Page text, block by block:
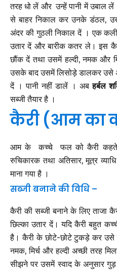
तरह धो लें और उन्हें पानी में उबाल
से बाहर निकाल कर उनके डंठल,
अंदर की गुठली निकाल दें । एक
उतार दें और बारीक कतर ले। इस
छौंक दें तथा उसमें हल्दी, नमक और
उसके बाद उसमें लिसोड़े डालकर उसे
दें । पानी नहीं डालें । अबहर्बल
सब्जी तैयार है ।
कैरी (आम का
आम के कच्चे फल को कैरी कहते
रुचिकारक तथा अतिसार, मूत्र
माना गया है ।
सब्जी बनाने की विधि –
कैरी की सब्जी बनाने के लिए ताजा
छिल्का उतार दें। यदि कैरी बहुत
है। कैरी के छोटे-छोटे टुकड़े कर उसे
नमक, मिर्च और हल्दी अच्छी तरह
सीझने पर उसमें स्वाद के अनुसार